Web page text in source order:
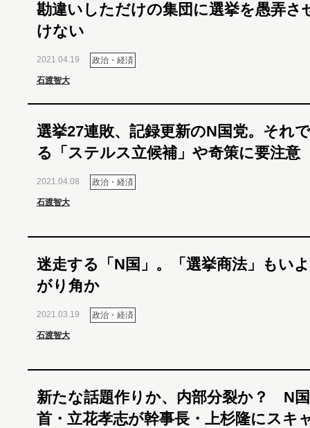
勘違いしただけの集団に選挙を愚弄さ
けない
2021.04.19 政治・経済
石渡智大
選挙27連敗、記録更新のN国党。それ
る「ステルス立候補」や奇策に要注意
2021.04.08 政治・経済
石渡智大
迷走する「N国」。「選挙商法」もい
がり角か
2021.03.19 政治・経済
石渡智大
新たな話題作りか、内部分裂か？ N
首・立花孝志が幹事長・上杉隆にスキ